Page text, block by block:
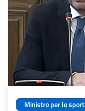
Ministro per lo sport